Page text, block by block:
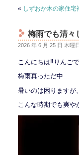
« しずおか木の家住宅
梅雨でも清々
2026 年 6 月 25 日 木曜日
こんにちは‼りんご
梅雨真っただ中…
暑いのは困りますが
こんな時期でも爽や